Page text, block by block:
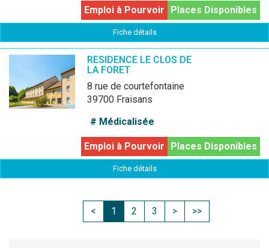
Places Disponibles
Emploi à Pourvoir
Fiche détails
RESIDENCE LE CLOS DE
LA FORET
8 rue de courtefontaine
39700 Fraisans
# Médicalisée
Places Disponibles
Emploi à Pourvoir
Fiche détails
< 1 2 3 > >>